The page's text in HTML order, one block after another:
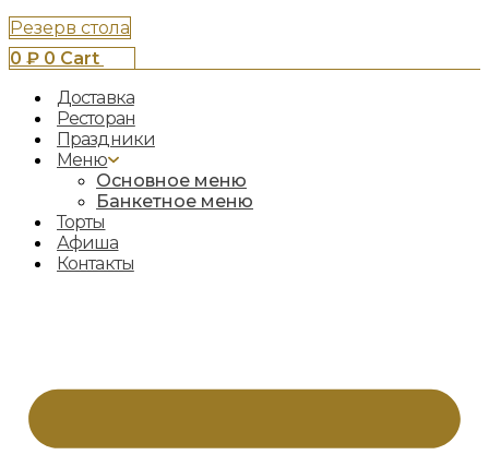
Резерв стола
0 ₽ 0 Cart
Доставка
Ресторан
Праздники
Меню
Основное меню
Банкетное меню
Торты
Афиша
Контакты